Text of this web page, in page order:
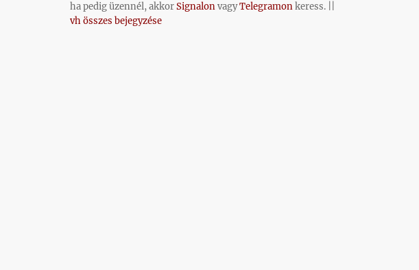
ha pedig üzennél, akkorSignalonvagyTelegramonkeress. ||
vh összes bejegyzése